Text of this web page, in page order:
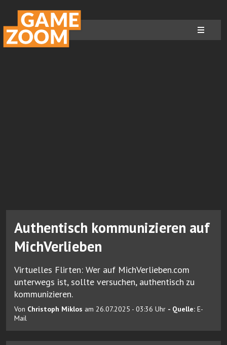
Authentisch kommunizieren auf
MichVerlieben
Virtuelles Flirten: Wer auf MichVerlieben.com
unterwegs ist, sollte versuchen, authentisch zu
kommunizieren.
Von Christoph Miklos am 26.07.2025 - 03:36 Uhr - Quelle: E-
Mail